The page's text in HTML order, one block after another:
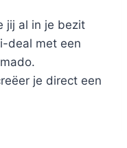
jij al in je bezit
deal met een
je direct een